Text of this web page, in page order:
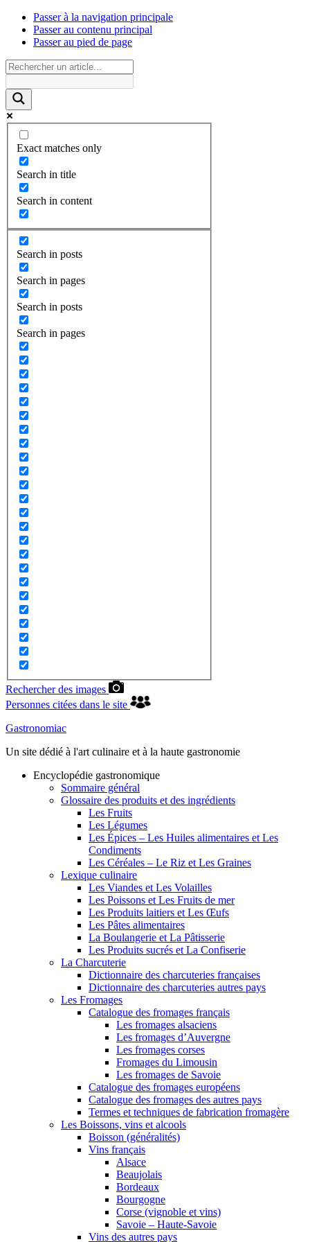
Passer à la navigation principale
Passer au contenu principal
Passer au pied de page
Exact matches only
Search in title
Search in content
Search in posts
Search in pages
Search in posts
Search in pages
Rechercher des images
Personnes citées dans le site
Gastronomiac
Un site dédié à l'art culinaire et à la haute gastronomie
Encyclopédie gastronomique
Sommaire général
Glossaire des produits et des ingrédients
Les Fruits
Les Légumes
Les Épices – Les Huiles alimentaires et Les
Condiments
Les Céréales – Le Riz et Les Graines
Lexique culinaire
Les Viandes et Les Volailles
Les Poissons et Les Fruits de mer
Les Produits laitiers et Les Œufs
Les Pâtes alimentaires
La Boulangerie et La Pâtisserie
Les Produits sucrés et La Confiserie
La Charcuterie
Dictionnaire des charcuteries françaises
Dictionnaire des charcuteries autres pays
Les Fromages
Catalogue des fromages français
Les fromages alsaciens
Les fromages d’Auvergne
Les fromages corses
Fromages du Limousin
Les fromages de Savoie
Catalogue des fromages européens
Catalogue des fromages des autres pays
Termes et techniques de fabrication fromagère
Les Boissons, vins et alcools
Boisson (généralités)
Vins français
Alsace
Beaujolais
Bordeaux
Bourgogne
Corse (vignoble et vins)
Savoie – Haute-Savoie
Vins des autres pays